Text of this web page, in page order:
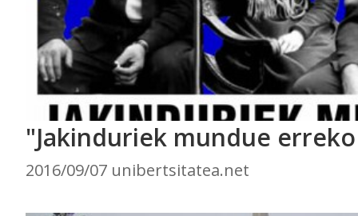
"Jakinduriek mundue
2016/09/07 unibertsitatea.net